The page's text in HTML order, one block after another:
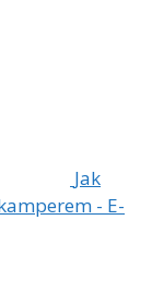
Jak
- E-